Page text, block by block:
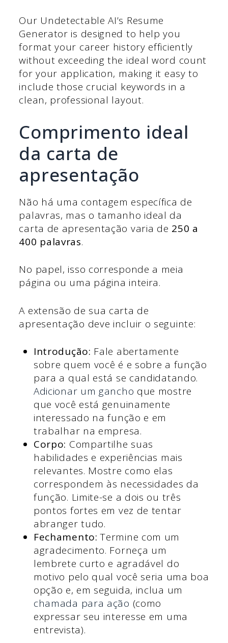
Our Undetectable AI’s Resume
Generator is designed to help you
format your career history efficiently
without exceeding the ideal word count
for your application, making it easy to
include those crucial keywords in a
clean, professional layout.
Comprimento ideal
da carta de
apresentação
Não há uma contagem específica de
palavras, mas o tamanho ideal da
carta de apresentação varia de 250 a
400 palavras.
No papel, isso corresponde a meia
página ou uma página inteira.
A extensão de sua carta de
apresentação deve incluir o seguinte:
Introdução: Fale abertamente
sobre quem você é e sobre a função
para a qual está se candidatando.
Adicionar um gancho que mostre
que você está genuinamente
interessado na função e em
trabalhar na empresa.
Corpo: Compartilhe suas
habilidades e experiências mais
relevantes. Mostre como elas
correspondem às necessidades da
função. Limite-se a dois ou três
pontos fortes em vez de tentar
abranger tudo.
Fechamento:Termine com um
agradecimento. Forneça um
lembrete curto e agradável do
motivo pelo qual você seria uma boa
opção e, em seguida, inclua um
chamada para ação (como
expressar seu interesse em uma
entrevista).